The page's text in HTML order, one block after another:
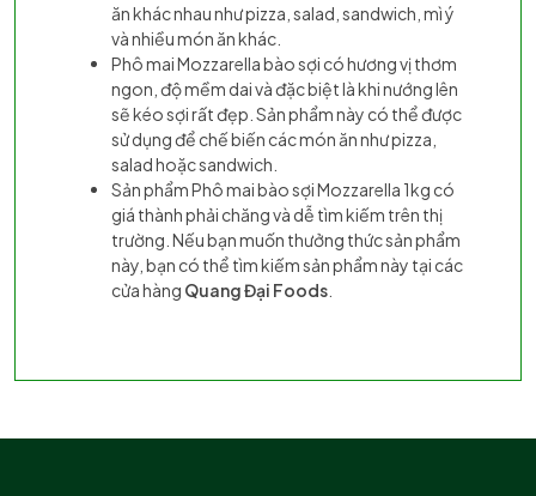
ăn khác nhau như pizza, salad, sandwich, mì ý
và nhiều món ăn khác.
Phô mai Mozzarella bào sợi có hương vị thơm
ngon, độ mềm dai và đặc biệt là khi nướng lên
sẽ kéo sợi rất đẹp. Sản phẩm này có thể được
sử dụng để chế biến các món ăn như pizza,
salad hoặc sandwich.
Sản phẩm Phô mai bào sợi Mozzarella 1kg có
giá thành phải chăng và dễ tìm kiếm trên thị
trường. Nếu bạn muốn thưởng thức sản phẩm
này, bạn có thể tìm kiếm sản phẩm này tại các
cửa hàng Quang Đại Foods